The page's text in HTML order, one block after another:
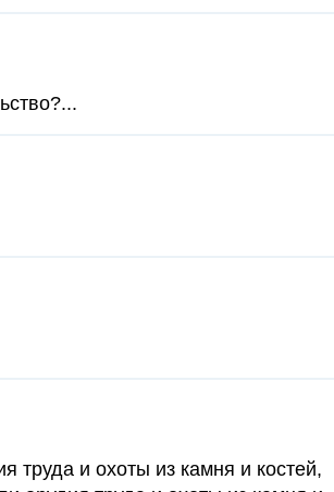
труда и охоты из камня и костей,